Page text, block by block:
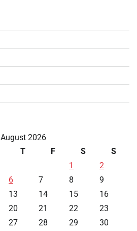
August 2026
T F S
S
1
2
6 7 8
9
13 14 15
16
20 21 22
23
27 28 29
30